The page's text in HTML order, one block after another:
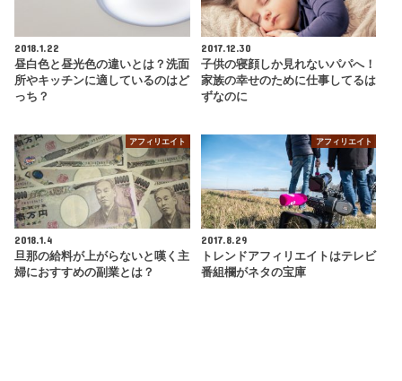
2018.1.22
昼白色と昼光色の違いとは？洗面
所やキッチンに適しているのはど
っち？
2017.12.30
子供の寝顔しか見れないパパへ！
家族の幸せのために仕事してるは
ずなのに
アフィリエイト
2018.1.4
旦那の給料が上がらないと嘆く主
婦におすすめの副業とは？
アフィリエイト
2017.8.29
トレンドアフィリエイトはテレビ
番組欄がネタの宝庫